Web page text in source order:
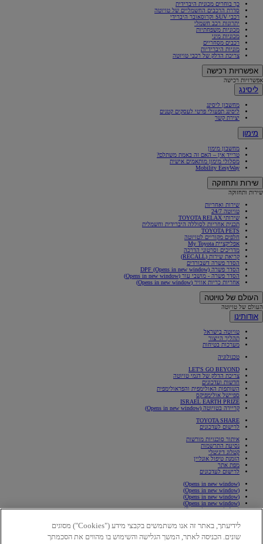
כך בוחרים מכונית היברידית
סדרת הרכבים החשמליים של טויוטה
רכבי SUV וקרוסאובר היברידי
יתרונות רכב חשמלי
מכוניות משפחתיות
מכוניות מיני
רכבים מסחריים
מוניות היברידיות
צריכת הדלק של רכבי טויוטה
אפשרויות רכישה
אפשרויות רכישה
ליסינג
מחשבון ליסינג
ליסינג תפעולי פרטי לעסקים קטנים
יצירת קשר
מימון
מחשבון מימון
טרייד אין – האם זה באמת משתלם?
מסלולי מימון מותאמים אישית
Mobility EesyWay
שירות ותחזוקה
שירות ותחזוקה
שירות ואחריות
טויוטה 24/7
שירותי TOYOTA RELAX
תכנית אחריות לסוללה היברידית וחשמלית
TOYOTA PETS
חלפים מקוריים לטויוטה
אפליקציית My Toyota
מדריכים וסרטוני הדרכה
קריאת שירות (RECALL)
הסדר פשרה דשבורדים
הסדר פשרה DPF (Opens in new window)
הסדר פשרה - מושבי עור (Opens in new window)
אחריות כריות אוויר (Opens in new window)
העולם של טויוטה
העולם של טויוטה
אודותינו
טויוטה בישראל
תהליך הייצור
מערכות בטיחות
טכנולוגיה
LET'S GO BEYOND
צריכת הדלק של דגמי טויוטה
חדשות ועדכונים
השותפות האולימפית והפראולימפית
ספיישל אולימפיקס
ISRAEL EARTH PRIZE
קריירה בטויוטה (Opens in new window)
TOYOTA SHARE
לרישום לעדכונים
איתור סוכנויות מורשות
נסיעת התרשמות
קטלוג דיגיטלי
הזמנת טיפול אונליין
מפת אתר
לרישום לעדכונים
(Opens in new window)
(Opens in new window)
(Opens in new window)
(Opens in new window)
(Opens in new window)
(Opens in new window)
(Opens in new window)
כלל התמונות והסרטונים המוצגים באתר, לרבות אלו המוצגים במסכי הרכבת דגם בהתאמה אישית הינם
לידיעתך, באתר זה אנו משתמשים בקבצי מידע ("Cookies") מסוגים
שונים. הכניסה לאתר, המשך הגלישה והשימוש בו מהווים את הסכמתך